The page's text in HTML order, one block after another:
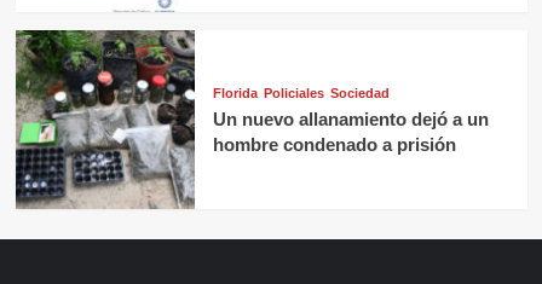
Florida Policiales Sociedad
Un nuevo allanamiento dejó a un
hombre condenado a prisión